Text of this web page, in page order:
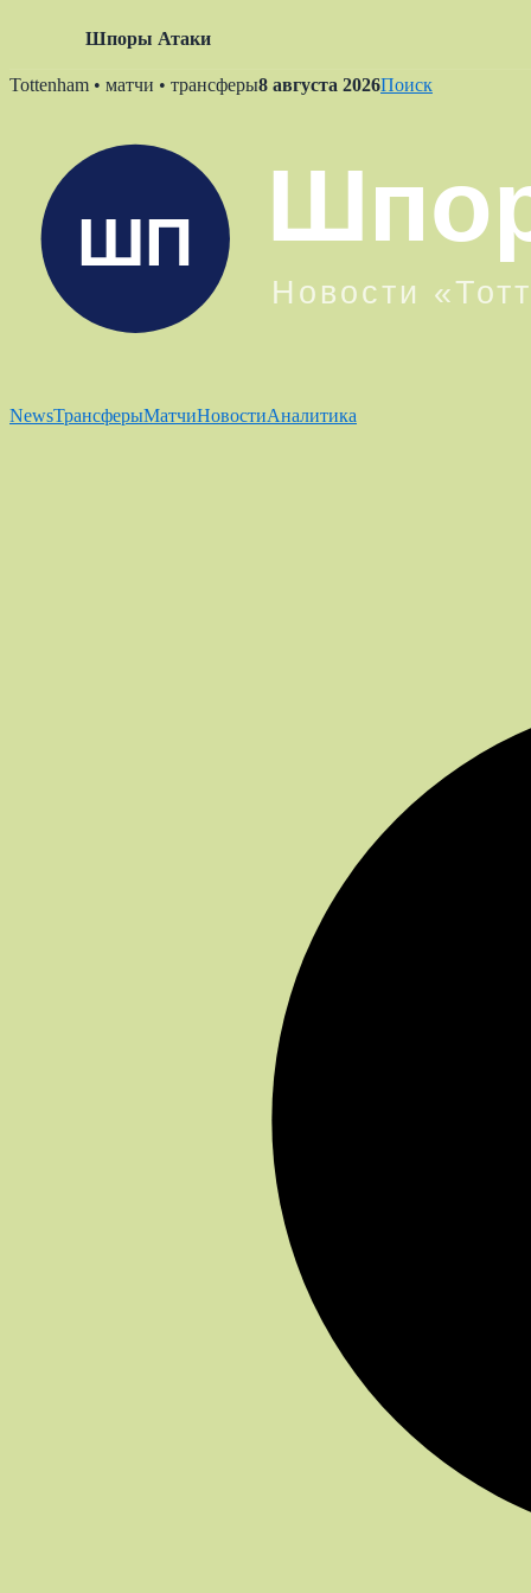
Шпоры Атаки
Skip
Tottenham • матчи • трансферы8 августа 2026Поиск
NewsТрансферыМатчиНовостиАналитика